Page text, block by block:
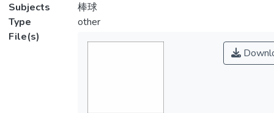
Subjects
棒球
Type
other
File(s)